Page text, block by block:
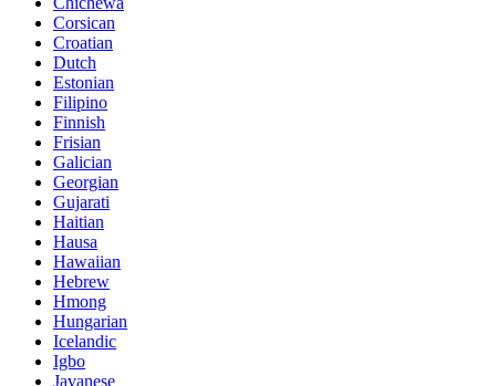
Corsican
Croatian
Dutch
Estonian
Filipino
Finnish
Frisian
Galician
Georgian
Gujarati
Haitian
Hausa
Hawaiian
Hebrew
Hmong
Hungarian
Icelandic
Igbo
Javanese